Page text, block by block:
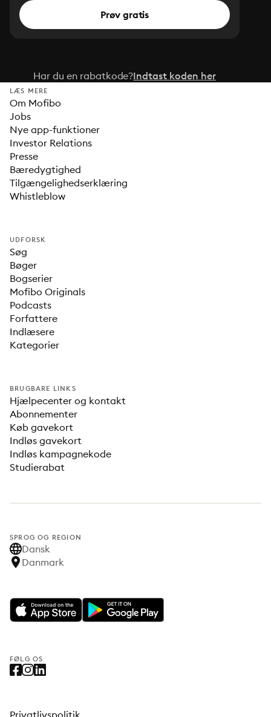
Prøv gratis
Har du en rabatkode?Indtast koden her
LÆS MERE
Om Mofibo
Jobs
Nye app-funktioner
Investor Relations
Presse
Bæredygtighed
Tilgængelighedserklæring
Whistleblow
UDFORSK
Søg
Bøger
Bogserier
Mofibo Originals
Podcasts
Forfattere
Indlæsere
Kategorier
BRUGBARE LINKS
Hjælpecenter og kontakt
Abonnementer
Køb gavekort
Indløs gavekort
Indløs kampagnekode
Studierabat
SPROG OG REGION
Dansk
Danmark
FØLG OS
Privatlivspolitik